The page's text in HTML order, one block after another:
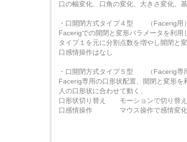
口の幅変化、口角の変化、大きさ変化、
・口開閉方式タイプ４型 （Facerig用）
Facerigでの開閉と変形パラメータを利用
タイプ１を元に分割点数を増やし開閉と
口感情操作はなし
・口開閉方式タイプ５型 （Facerig専
Facerig専用の口形状配置、開閉と変形を
人の口形状に合わせて動く、
口形状切り替え モーションで切り替え
口感情操作 マウス操作で感情変化